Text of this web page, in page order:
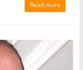
Read more